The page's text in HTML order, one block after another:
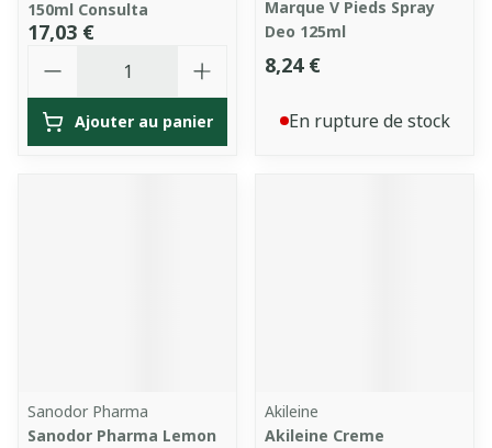
150ml Consulta
17,03 €
Ajouter au panier
Marque V Pieds Spray
Deo 125ml
8,24 €
En rupture de stock
Sanodor Pharma
Sanodor Pharma Lemon
Akileine
Akileine Creme